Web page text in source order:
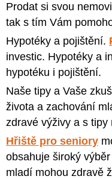
Prodat si svou
tak s tím Vám
Hypotéky a pojištění.
investic. Hypotéky a
hypotéku i pojištění.
Naše tipy a Vaše
života a zachování
zdravé výživy a s
Hřiště pro seniory
obsahuje široký
mladí mohou zdravě